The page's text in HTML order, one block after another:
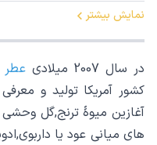
نمایش بیشتر
در سال 2007 میلادی عطر
کشور آمریکا تولید و
آغازین میوۀ ترنج,گل وحشی
های میانی عود یا